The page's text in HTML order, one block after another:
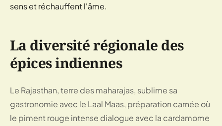
sens et réchauffent l'âme.
La diversité régionale des
épices indiennes
Le Rajasthan, terre des maharajas, sublime sa
gastronomie avec le Laal Maas, préparation carnée où
le piment rouge intense dialogue avec la cardamome